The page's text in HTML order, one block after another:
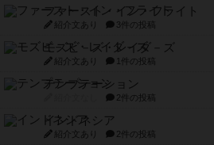
ファースト・イン・フライト
紹介文あり 3件の投稿
モズビ－ズ・レイダ－ズ
紹介文あり 1件の投稿
テンプテーション
2件の投稿
インドネシア
紹介文あり 2件の投稿